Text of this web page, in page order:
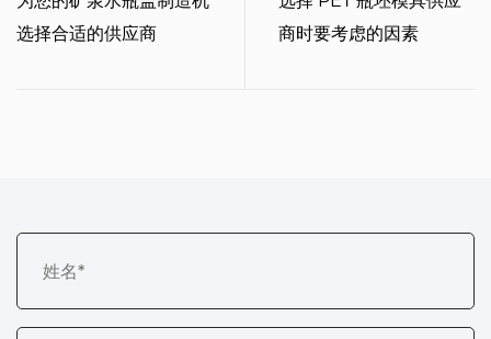
选择合适的供应商
商时要考虑的因素